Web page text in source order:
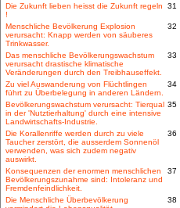
Die Zukunft lieben heisst die Zukunft regeln
!
31
Menschliche Bevölkerung Explosion
verursacht: Knapp werden von säuberes
Trinkwasser.
32
Das menschliche Bevölkerungswachstum
verursacht drastische klimatische
Veränderungen durch den Treibhauseffekt.
33
Zu viel Auswanderung von Flüchtlingen
führt zu Überbelegung in anderen Ländern.
34
Bevölkerungswachstum verursacht: Tierqual
in der 'Nutztierhaltung' durch eine intensive
Landwirtschafts-Industrie.
35
Die Korallenriffe werden durch zu viele
Taucher zerstört, die ausserdem Sonnenöl
verwenden, was sich zudem negativ
auswirkt.
36
Konsequenzen der enormen menschlichen
Bevölkerungszunahme sind: Intoleranz und
Fremdenfeindlichkeit.
37
Die Menschliche Überbevölkerung
38